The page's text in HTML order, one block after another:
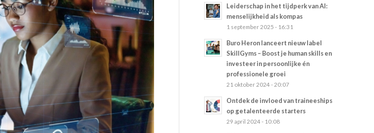
Leiderschap in het tijdperk van AI:
menselijkheid als kompas
1 september 2025 - 16:31
Buro Heron lanceert nieuw label
SkillGyms – Boost je human skills en
investeer in persoonlijke én
professionele groei
21 oktober 2024 - 20:07
Ontdek de invloed van traineeships
op getalenteerde starters
29 april 2024 - 10:08